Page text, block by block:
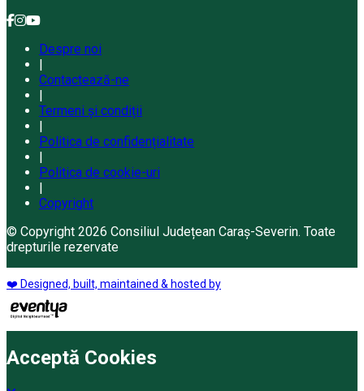
Despre noi
|
Contactează-ne
|
Termeni și condiții
|
Politica de confidențialitate
|
Politica de cookie-uri
|
Copyright
© Copyright 2026 Consiliul Județean Caraș-Severin. Toate
drepturile rezervate
❤️ Designed, built, maintained & hosted by
Acceptă Cookies